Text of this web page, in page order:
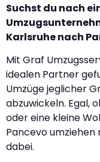
Suchst du nach
Karlsruhe nach
Mit Graf
idealen Partner
Umzüge jeglicher
abzuwickeln. Egal,
oder eine kleine
Pancevo
dabei.